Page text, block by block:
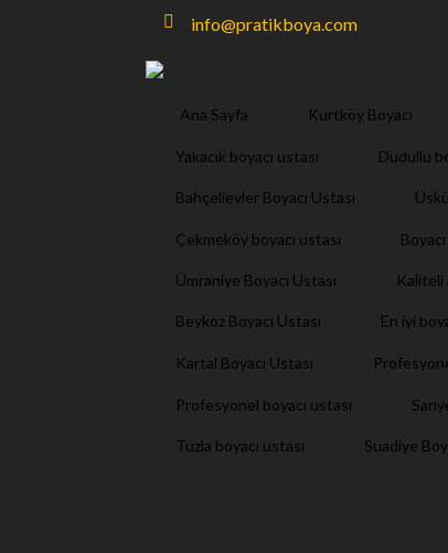
info@pratikboya.com
Ana Sayfa
Kurtköy Boyacı
Yakacık boyacı ustası Dudullu
Bahçelievler Boyacı Ustası
Çekmeköy boyacı ustası
Ümraniye Boyacı Ustası Kaliteli
Beykoz Boyacı Ustası En iyi
Kartal Boyacı Ustası
Profesyonel boyacı ustası
Tuzla boyacı ustası Suadiye